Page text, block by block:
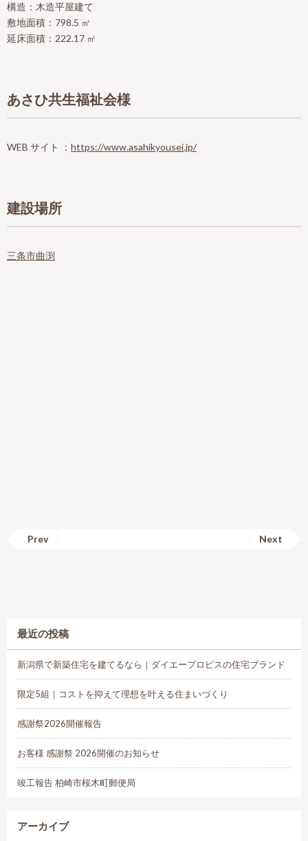
構造：木造平屋建て
敷地面積：798.5 ㎡
延床面積：222.17 ㎡
あさひ共生福祉会様
WEB サイト ： https://www.asahikyousei.jp/
建設場所
三条市曲渕
Prev Next
最近の投稿
新潟県で新築住宅を建てるなら｜ダイエープロビスの住宅ブランド
限定5組｜コストを抑えて理想を叶える住まいづくり
感謝祭2026開催報告
お客様 感謝祭 2026開催のお知らせ
竣工報告 柏崎市桜木町郵便局
アーカイブ